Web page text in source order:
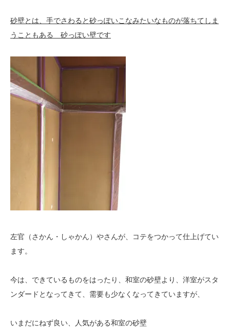
砂壁とは、手でさわると砂っぽいこなみたいなものが落ちてしま
うこともある 砂っぽい壁です
左官（さかん・しゃかん）やさんが、コテをつかって仕上げてい
ます。
今は、できているものをはったり、和室の砂壁より、洋室がスタ
ンダードとなってきて、需要も少なくなってきていますが、
いまだにねず良い、人気がある和室の砂壁